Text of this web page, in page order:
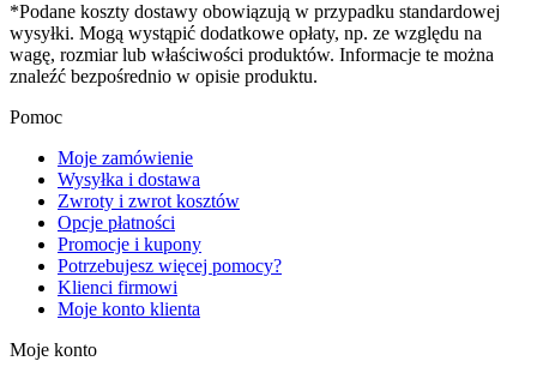
*Podane koszty dostawy obowiązują w przypadku standardowej
wysyłki. Mogą wystąpić dodatkowe opłaty, np. ze względu na
wagę, rozmiar lub właściwości produktów. Informacje te można
znaleźć bezpośrednio w opisie produktu.
Pomoc
Moje zamówienie
Wysyłka i dostawa
Zwroty i zwrot kosztów
Opcje płatności
Promocje i kupony
Potrzebujesz więcej pomocy?
Klienci firmowi
Moje konto klienta
Moje konto